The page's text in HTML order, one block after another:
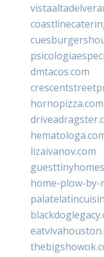
dmtacos.com
hornopizza.com
lizaivanov.com
home-plow-by-